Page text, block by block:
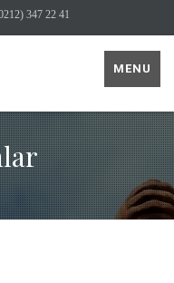
347 22 41
MENU